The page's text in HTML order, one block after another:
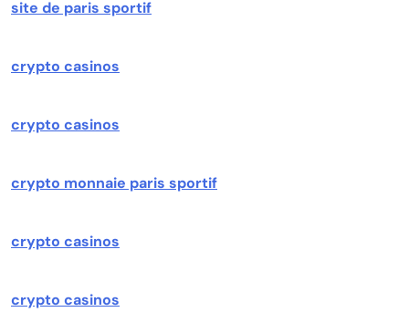
site de paris sportif
crypto casinos
crypto casinos
crypto monnaie paris sportif
crypto casinos
crypto casinos